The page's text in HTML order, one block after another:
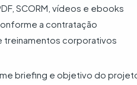
SCORM, vídeos e ebooks
a contratação
treinamentos corporativos
briefing e objetivo do